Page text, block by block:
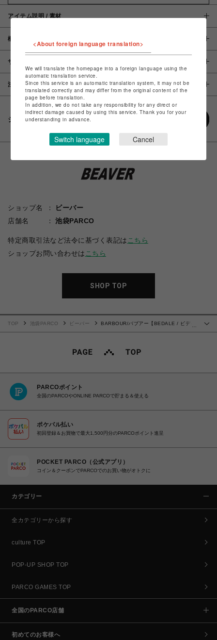
アイテム説明 / 素材
概要
サイズ
注意事項
シェアする
ショップ名
ビーバー
店舗名
池袋PARCO
特定商取引法など法令に基づく表記は こちら
ショップお問い合わせは こちら
SHOP TOP
TOP 池袋PARCO ビーバー
BARBOUR/バブアー【BEDALE / ビデイ
PARCOポイント
全国のPARCOやONLINE PARCOで貯まる＆使える
ポケパル払い
初回登録＆お買物で最大1,500円分のPARCOポイント進呈
POCKET PARCO（公式アプリ）
コイン＆クーポンでPARCOでのお買い物がオトクに
カテゴリー
全カテゴリーから探す
culture TOP
POP-UP SHOP TOP
PARCO GAMES TOP
全国のPARCO店舗
初めてのお客様へ
<About foreign language translation>
We will translate the homepage into a foreign language using the
automatic translation service.
Since this service is an automatic translation system, it may not be
translated correctly and may differ from the original content of the
page before translation.
In addition, we do not take any responsibility for any direct or
indirect damage caused by using this service. Thank you for your
understanding in advance.
Switch language Cancel